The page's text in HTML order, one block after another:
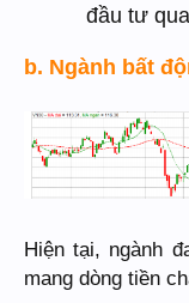
đầu tư
b. Ngành bất
Hiện tại, ngành
mang dòng tiền